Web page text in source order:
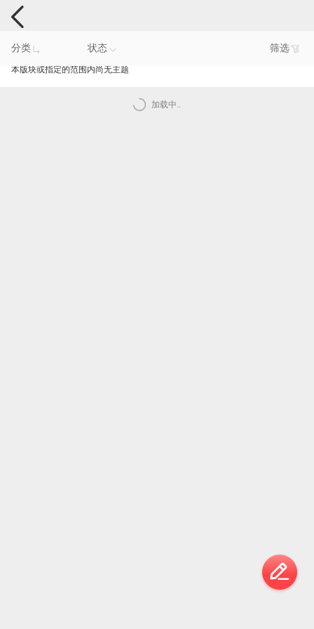
手机反馈
分类 状态 筛选
本版块或指定的范围内尚无主题
加载中..